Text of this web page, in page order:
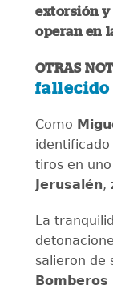
extorsión y
operan en
OTRAS
fallecido
Como
tiros en
Jerusalén,
La
salieron de
Bomberos